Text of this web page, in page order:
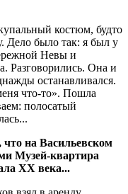
костюм, будто
Дело было так: я был у
Невы и
Разговорились. Она и
останавливался.
что-то». Пошла
полосатый
на Васильевском
Музей-квартира
ХХ века...